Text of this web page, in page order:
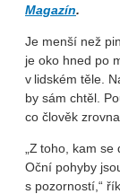
Magazín.
Je menší než
je oko hned po
v lidském těle.
by sám chtěl.
co člověk
„Z toho, kam
Oční pohyby
s pozorností,“